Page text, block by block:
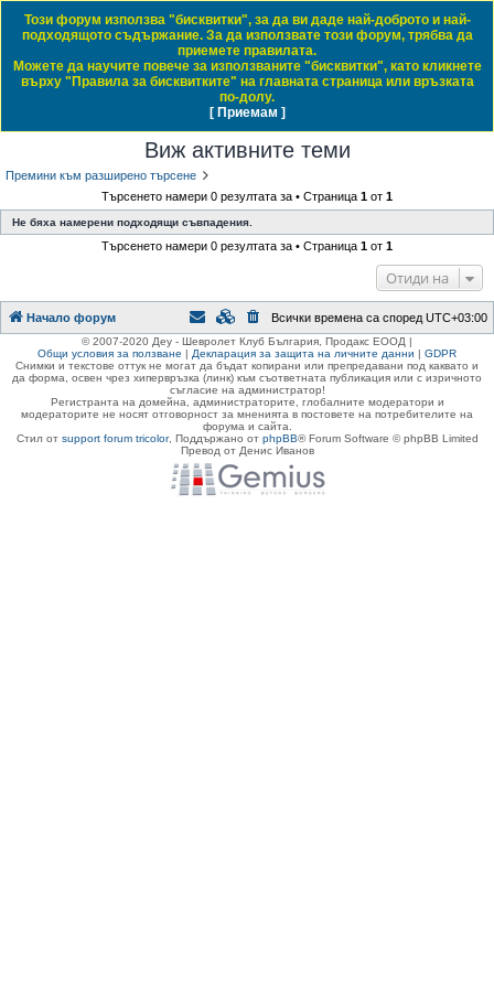
Daewoo & Chevrolet Club Bulgaria
ЧЗВ Правила на форума Влез
Регистрация
Начало форум
Виж активните теми
Виж активните теми
Премини към разширено търсене
Търсенето намери 0 резултата за • Страница 1 от 1
Не бяха намерени подходящи съвпадения.
Търсенето намери 0 резултата за • Страница 1 от 1
Отиди на
Този форум използва "бисквитки", за да ви даде най-доброто и най-
подходящото съдържание. За да използвате този форум, трябва да
приемете правилата.
Можете да научите повече за използваните "бисквитки", като кликнете
върху "Правила за бисквитките" на главната страница или връзката
по-долу.
[ Приемам ]
Начало форум Всички времена са според UTC+03:00
© 2007-2020 Деу - Шевролет Клуб България, Продакс ЕООД |
Общи условия за ползване | Декларация за защита на личните данни | GDPR
Снимки и текстове оттук не могат да бъдат копирани или препредавани под каквато и
да форма, освен чрез хипервръзка (линк) към съответната публикация или с изричното
съгласие на администратор!
Регистранта на домейна, администраторите, глобалните модератори и
модераторите не носят отговорност за мненията в постовете на потребителите на
форума и сайта.
Стил от support forum tricolor, Поддържано от phpBB® Forum Software © phpBB Limited
Превод от Денис Иванов